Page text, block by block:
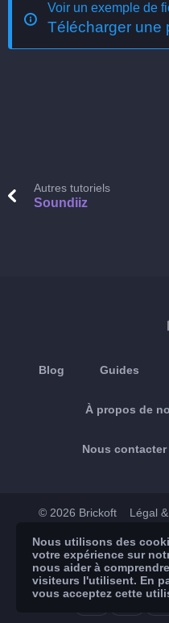
Voir un exemple de
Télécharger une
Autres tutoriels
Soundiiz
Blog Guides
À propos de
Nous contacter
© 2026 Brickoft Légal
App Store
Nous utilisons des
votre expérience sur
nous aider à
visiteurs l'utilisent. En
vous acceptez cette